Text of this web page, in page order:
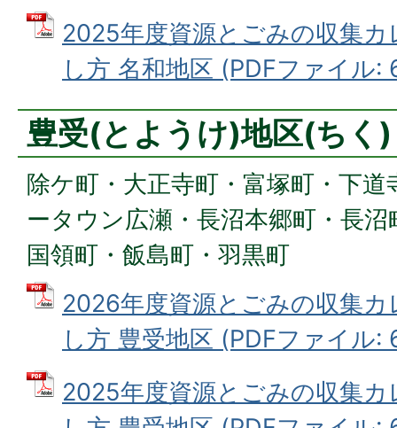
2025年度資源とごみの収集
し方 名和地区 (PDFファイル:
豊受(とようけ)地区(ちく)
除ケ町・大正寺町・富塚町・下
ータウン広瀬・長沼本郷町・長
国領町・飯島町・羽黒町
2026年度資源とごみの収集
し方 豊受地区 (PDFファイル:
2025年度資源とごみの収集